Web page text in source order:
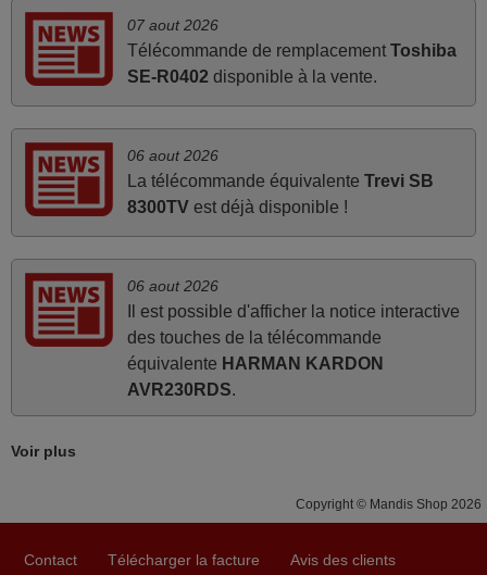
Je suis très content de cet achat. Cette télécommande est
d'une efficacité étonnante. Alors que la télécommande
d'origine ne fonctionnait plus (probablement le LED à
changer), et que certains boutons sur le Combiné Radio-
seconde vie à mes deux Panasonic haut de gamme des
années 90
Super Service
Joel,
07 aout 2026
Télécommande de remplacement Toshiba
SE-R0402 disponible à la vente.
06 aout 2026
La télécommande équivalente Trevi SB
8300TVest déjà disponible !
06 aout 2026
Il est possible d'afficher la notice interactive
des touches de la télécommande
équivalente HARMAN KARDON
AVR230RDS.
Voir plus
Copyright © Mandis Shop 2026
Contact Télécharger la facture Avis des clients